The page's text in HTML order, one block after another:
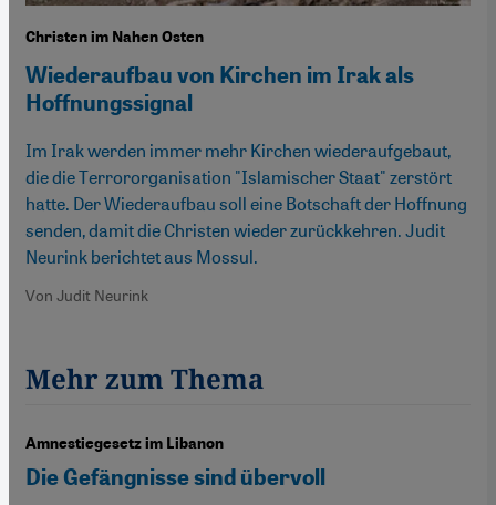
Christen im Nahen Osten
Wiederaufbau von Kirchen im Irak als
Hoffnungssignal
Im Irak werden immer mehr Kirchen wiederaufgebaut,
die die Terrororganisation "Islamischer Staat" zerstört
hatte. Der Wiederaufbau soll eine Botschaft der Hoffnung
senden, damit die Christen wieder zurückkehren. Judit
Neurink berichtet aus Mossul.
Von Judit Neurink
Mehr zum Thema
Amnestiegesetz im Libanon
Die Gefängnisse sind übervoll